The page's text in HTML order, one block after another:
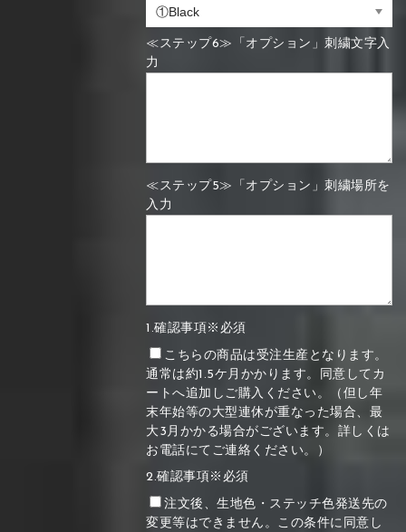
≪ステップ6≫「オプション」刺繍文字入
力
≪ステップ5≫「オプション」刺繍場所を
入力
1.確認事項※必須
こちらの商品は受注生産となります。
通常は約1.5ケ月かかります。同意してカ
ートへ追加しご購入ください。（但し年
末年始等の大型連休が重なった場合、最
大3月かかる場合がございます。詳しくは
お電話にてご連絡ください。）
2.確認事項※必須
注文後、生地色・ステッチ色発送先の
変更等はできません。この条件に同意し